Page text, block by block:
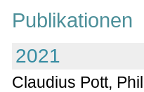
Publikationen
2021
Claudius Pott,